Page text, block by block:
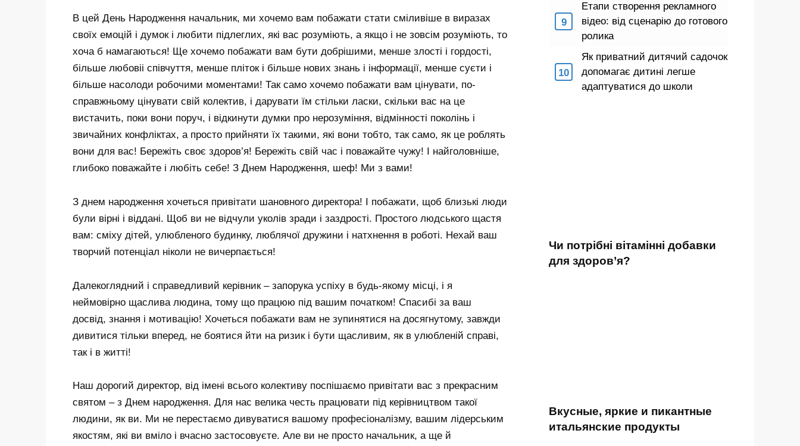
В цей День Народження начальник, ми хочемо вам побажати стати сміливіше в виразах
своїх емоцій і думок і любити підлеглих, які вас розуміють, а якщо і не зовсім розуміють, то
хоча б намагаються! Ще хочемо побажати вам бути добрішими, менше злості і гордості,
більше любовіі співчуття, менше пліток і більше нових знань і інформації, менше суєти і
більше насолоди робочими моментами! Так само хочемо побажати вам цінувати, по-
справжньому цінувати свій колектив, і дарувати їм стільки ласки, скільки вас на це
вистачить, поки вони поруч, і відкинути думки про нерозуміння, відмінності поколінь і
звичайних конфліктах, а просто прийняти їх такими, які вони тобто, так само, як це роблять
вони для вас! Бережіть своє здоров’я! Бережіть свій час і поважайте чужу! І найголовніше,
глибоко поважайте і любіть себе! З Днем Народження, шеф! Ми з вами!
З днем ​​народження хочеться привітати шановного директора! І побажати, щоб близькі люди
були вірні і віддані. Щоб ви не відчули уколів зради і заздрості. Простого людського щастя
вам: сміху дітей, улюбленого будинку, люблячої дружини і натхнення в роботі. Нехай ваш
творчий потенціал ніколи не вичерпається!
Далекоглядний і справедливий керівник – запорука успіху в будь-якому місці, і я
неймовірно щаслива людина, тому що працюю під вашим початком! Спасибі за ваш
досвід, знання і мотивацію! Хочеться побажати вам не зупинятися на досягнутому, завжди
дивитися тільки вперед, не боятися йти на ризик і бути щасливим, як в улюбленій справі,
так і в житті!
Наш дорогий директор, від імені всього колективу поспішаємо привітати вас з прекрасним
святом – з Днем народження. Для нас велика честь працювати під керівництвом такої
людини, як ви. Ми не перестаємо дивуватися вашому професіоналізму, вашим лідерським
якостям, які ви вміло і вчасно застосовуєте. Але ви не просто начальник, а ще й
Етапи створення рекламного
відео: від сценарію до готового
ролика
Як приватний дитячий садочок
допомагає дитині легше
адаптуватися до школи
Чи потрібні вітамінні добавки
для здоров’я?
Вкусные, яркие и пикантные
итальянские продукты